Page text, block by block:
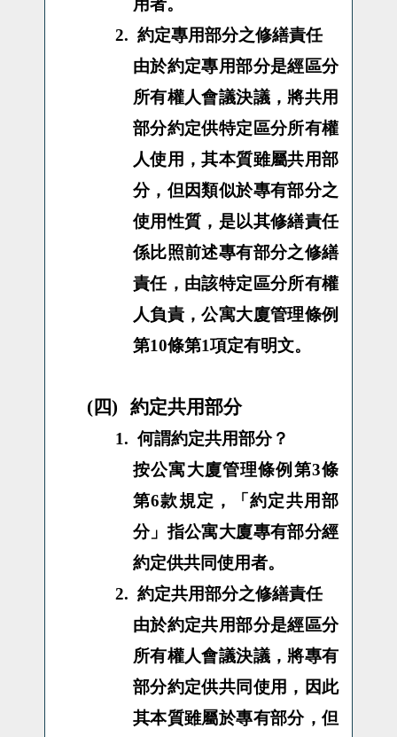
用者。
2. 約定專用部分之修繕責任
由於約定專用部分是經區分
所有權人會議決議，將共用
部分約定供特定區分所有權
人使用，其本質雖屬共用部
分，但因類似於專有部分之
使用性質，是以其修繕責任
係比照前述專有部分之修繕
責任，由該特定區分所有權
人負責，公寓大廈管理條例
第10條第1項定有明文。
(四) 約定共用部分
1. 何謂約定共用部分？
按公寓大廈管理條例第3條
第6款規定，「約定共用部
分」指公寓大廈專有部分經
約定供共同使用者。
2. 約定共用部分之修繕責任
由於約定共用部分是經區分
所有權人會議決議，將專有
部分約定供共同使用，因此
其本質雖屬於專有部分，但